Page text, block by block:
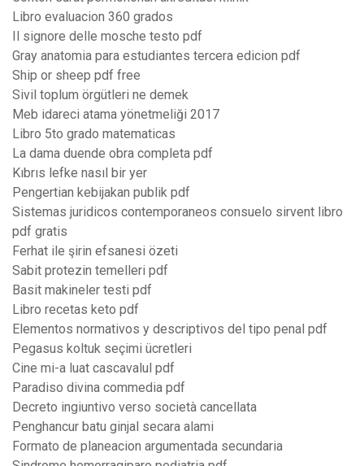
Libro evaluacion 360 grados
Il signore delle mosche testo pdf
Gray anatomia para estudiantes tercera edicion pdf
Ship or sheep pdf free
Sivil toplum örgütleri ne demek
Meb idareci atama yönetmeliği 2017
Libro 5to grado matematicas
La dama duende obra completa pdf
Kıbrıs lefke nasıl bir yer
Pengertian kebijakan publik pdf
Sistemas juridicos contemporaneos consuelo sirvent libro
pdf gratis
Ferhat ile şirin efsanesi özeti
Sabit protezin temelleri pdf
Basit makineler testi pdf
Libro recetas keto pdf
Elementos normativos y descriptivos del tipo penal pdf
Pegasus koltuk seçimi ücretleri
Cine mi-a luat cascavalul pdf
Paradiso divina commedia pdf
Decreto ingiuntivo verso società cancellata
Penghancur batu ginjal secara alami
Formato de planeacion argumentada secundaria